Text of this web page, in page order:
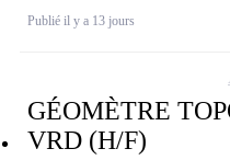
Publié il y a 13 jours
GÉOMÈTRE
VRD (H/F)